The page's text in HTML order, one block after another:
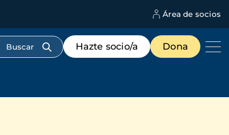
Área de socios
Menú
de
destacados
Hazte socio/a Dona